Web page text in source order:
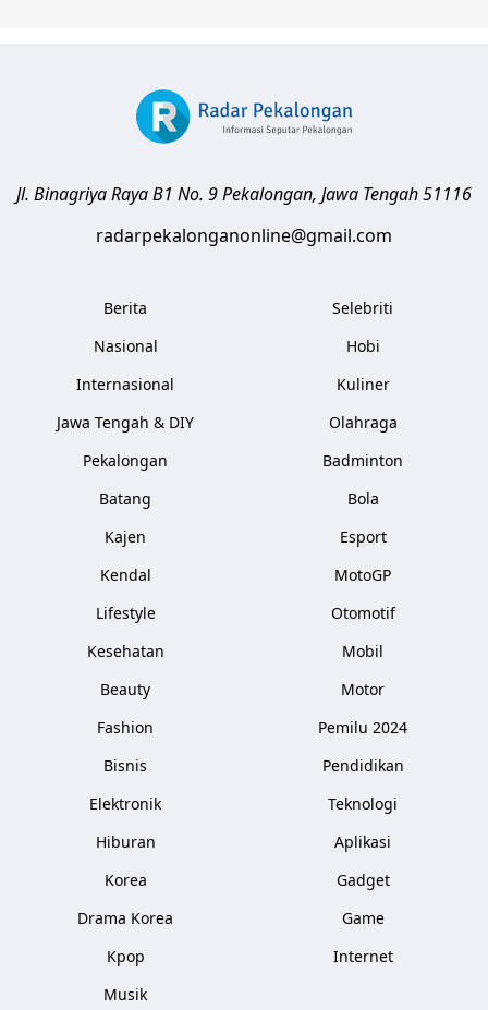
Jl. Binagriya Raya B1 No. 9Pekalongan, Jawa Tengah51116
radarpekalonganonline@gmail.com
Berita
Nasional
Internasional
Jawa Tengah & DIY
Pekalongan
Batang
Kajen
Kendal
Lifestyle
Kesehatan
Beauty
Fashion
Bisnis
Elektronik
Hiburan
Korea
Drama Korea
Kpop
Musik
Selebriti
Hobi
Kuliner
Olahraga
Badminton
Bola
Esport
MotoGP
Otomotif
Mobil
Motor
Pemilu 2024
Pendidikan
Teknologi
Aplikasi
Gadget
Game
Internet